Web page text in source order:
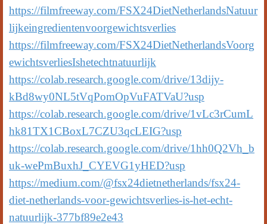
https://filmfreeway.com/FSX24DietNetherlandsNatuur
lijkeingredientenvoorgewichtsverlies
https://filmfreeway.com/FSX24DietNetherlandsVoorg
ewichtsverliesIshetechtnatuurlijk
https://colab.research.google.com/drive/13dijy-
kBd8wy0NL5tVqPomOpVuFATVaU?usp
https://colab.research.google.com/drive/1vLc3rCumL
hk81TX1CBoxL7CZU3qcLEIG?usp
https://colab.research.google.com/drive/1hh0Q2Vh_b
uk-wePmBuxhJ_CYEVG1yHED?usp
https://medium.com/@fsx24dietnetherlands/fsx24-
diet-netherlands-voor-gewichtsverlies-is-het-echt-
natuurlijk-377bf89e2e43